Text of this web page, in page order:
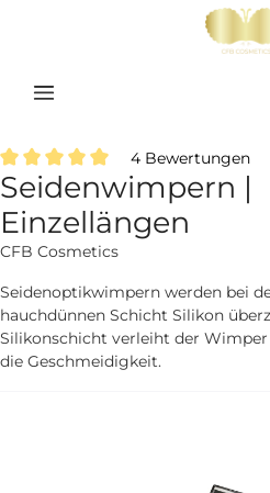
Durchschnittliche Bewertung von 5
4 Bewertungen
Seidenwimpern |
Einzellängen
CFB Cosmetics
Seidenoptikwimpern werden bei
hauchdünnen Schicht Silikon
Silikonschicht verleiht der
die Geschmeidigkeit.